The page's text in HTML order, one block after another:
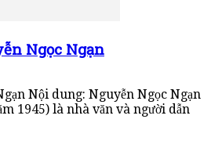
Ngọc Ngạn
Nội dung: Nguyễn Ngọc Ngạn
1945) là nhà văn và người dẫn